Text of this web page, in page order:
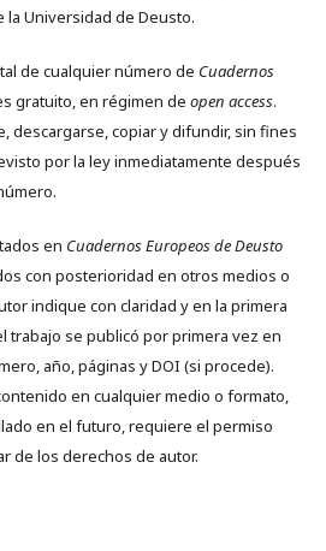
Universidad de Deusto.
de cualquier número de Cuadernos
gratuito, en régimen de open access.
descargarse, copiar y difundir, sin fines
por la ley inmediatamente después
en Cuadernos Europeos de Deusto
con posterioridad en otros medios o
indique con claridad y en la primera
trabajo se publicó por primera vez en
año, páginas y DOI (si procede).
en cualquier medio o formato,
en el futuro, requiere el permiso
de los derechos de autor.